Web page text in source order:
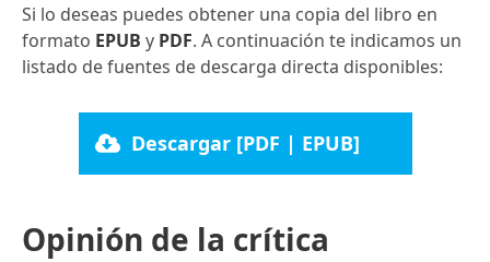
Si lo deseas puedes obtener una copia del libro en
formato EPUB y PDF. A continuación te indicamos un
listado de fuentes de descarga directa disponibles:
Descargar [PDF | EPUB]
Opinión de la crítica